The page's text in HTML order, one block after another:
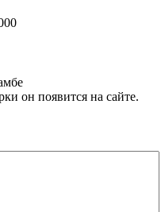
он появится на сайте.